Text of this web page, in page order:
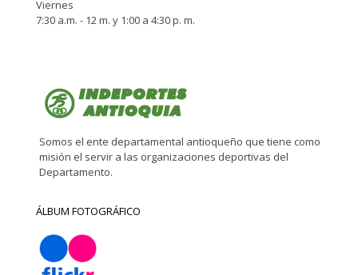
Viernes
7:30 a.m. - 12 m. y 1:00 a 4:30 p. m.
Somos el ente departamental antioqueño que tiene como
misión el servir a las organizaciones deportivas del
Departamento.
ÁLBUM FOTOGRÁFICO